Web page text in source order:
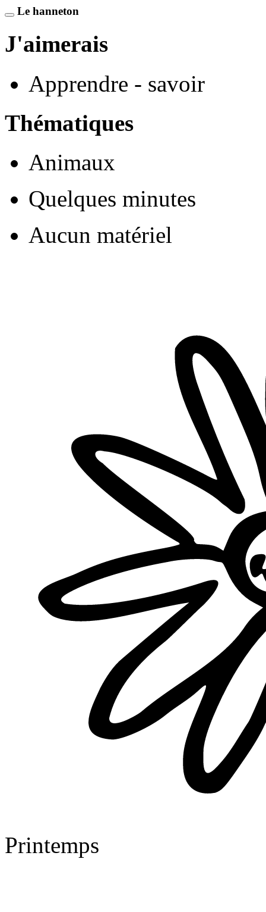
Le hanneton
J'aimerais
Apprendre - savoir
Thématiques
Animaux
Quelques minutes
Aucun matériel
Printemps